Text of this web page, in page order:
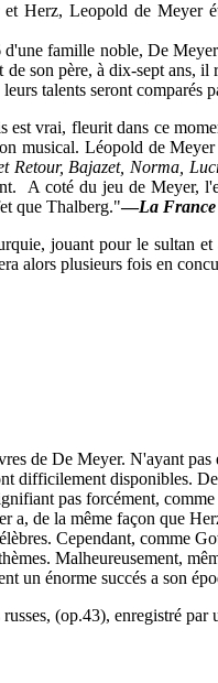
Herz, Leopold de Meyer
famille noble, De
son père, à dix-sept ans,
talents seront comparés
est vrai, fleurit dans ce
musical. Léopold de
Retour, Bajazet, Norma,
A coté du jeu de Meyer,
que Thalberg."—La
jouant pour le sultan
alors plusieurs fois en
de De Meyer. N'ayant pas
difficilement disponibles.
pas forcément,
a, de la même façon que
Cependant, comme
Malheureusement,
un énorme succés a son
(op.43), enregistré par